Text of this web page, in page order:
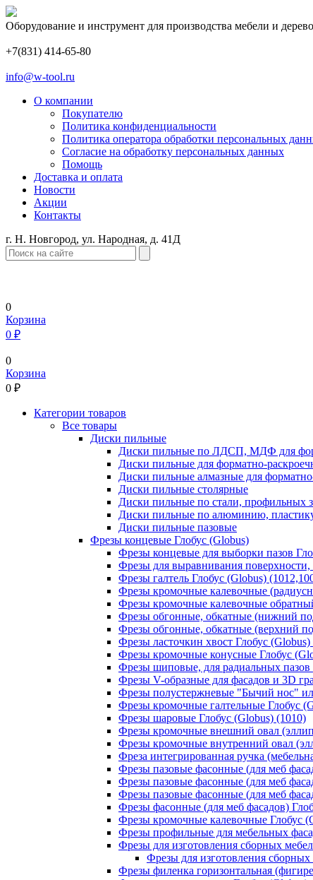
Оборудование и инструмент для производства мебели и
+7(831) 414-65-80
info@w-tool.ru
О компании
Покупателю
Политика конфиденциальности
Политика оператора обработки персональных
Согласие на обработку персональных данных
Помощь
Доставка и оплата
Новости
Акции
Контакты
г. Н. Новгород, ул. Народная, д. 41Д
0
Корзина
0 ₽
0
Корзина
0 ₽
Категории товаров
Все товары
Диски пильные
Диски пильные по ЛДСП, МДФ для
Диски пильные для форматно-
Диски пильные алмазные для
Диски пильные столярные
Диски пильные по стали, профильных
Диски пильные по алюминию,
Диски пильные пазовые
Фрезы концевые Глобус (Globus)
Фрезы концевые для выборки пазов
Фрезы для выравнивания
Фрезы галтель Глобус (Globus)
Фрезы кромочные калевочные
Фрезы кромочные калевочные
Фрезы обгонные, обкатные (нижний
Фрезы обгонные, обкатные (верхний
Фрезы ласточкин хвост Глобус (Globus)
Фрезы кромочные конусные Глобус
Фрезы шиповые, для радиальных пазов
Фрезы V-образные для фасадов и 3D
Фрезы полустержневые "Бычий нос"
Фрезы кромочные галтельные Глобус
Фрезы шаровые Глобус (Globus) (1010)
Фрезы кромочные внешний овал
Фрезы кромочные внутренний овал
Фреза интегрированная ручка
Фрезы пазовые фасонные (для меб
Фрезы пазовые фасонные (для меб
Фрезы пазовые фасонные (для меб
Фрезы фасонные (для меб фасадов)
Фрезы кромочные калевочные Глобус
Фрезы профильные для мебельных
Фрезы для изготовления сборных
Фрезы для изготовления
Фрезы филенка горизонтальная